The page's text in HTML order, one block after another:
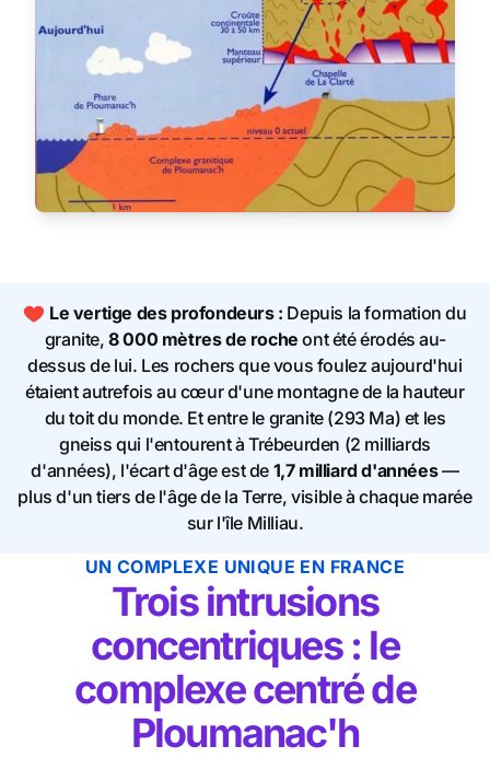
Le vertige des profondeurs : Depuis la formation du
granite,8 000 mètres de roche ont été érodés au-
dessus de lui. Les rochers que vous foulez aujourd'hui
étaient autrefois au cœur d'une montagne de la hauteur
du toit du monde. Et entre le granite (293 Ma) et les
gneiss qui l'entourent à Trébeurden (2 milliards
d'années), l'écart d'âge est de 1,7 milliard d'années—
plus d'un tiers de l'âge de la Terre, visible à chaque marée
sur l'île Milliau.
UN COMPLEXE UNIQUE EN FRANCE
Trois intrusions
concentriques : le
complexe centré de
Ploumanac'h